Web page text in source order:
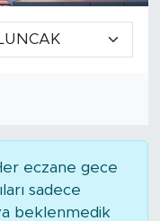
eczane gece
sadece
beklenmedik